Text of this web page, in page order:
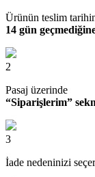
Ürünün teslim
14 gün
2
Pasaj üzerinde
“Siparişlerim”
3
İade nedeninizi